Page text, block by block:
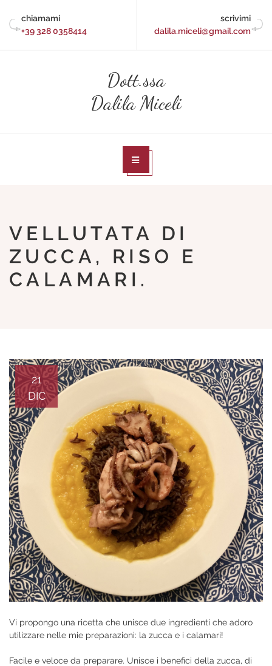
content
chiamami
+39 328 0358414
scrivimi
dalila.miceli@gmail.com
Dott.ssa
Dalila Miceli
VELLUTATA DI
ZUCCA, RISO E
CALAMARI.
21
DIC
Vi propongo una ricetta che unisce due ingredienti che adoro
utilizzare nelle mie preparazioni: la zucca e i calamari!
Facile e veloce da preparare. Unisce i benefici della zucca, di